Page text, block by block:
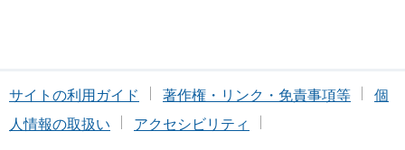
サイトの利用ガイド 著作権・リンク・免責事項等
個
人情報の取扱い
アクセシビリティ